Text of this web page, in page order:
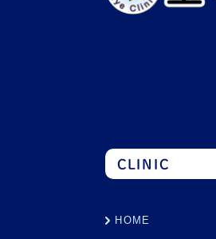
CLINIC
HOME